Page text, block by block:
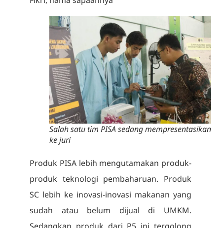
Salah satu tim PISA sedang mempresentasikan
ke juri
Produk PISA lebih mengutamakan produk-
produk teknologi pembaharuan. Produk
SC lebih ke inovasi-inovasi makanan yang
sudah atau belum dijual di UMKM.